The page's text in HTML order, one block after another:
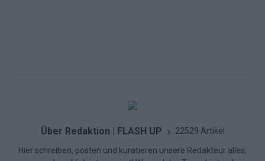
Über Redaktion | FLASH UP 22529 Artikel
Hier schreiben, posten und kuratieren unsere Redakteur alles,